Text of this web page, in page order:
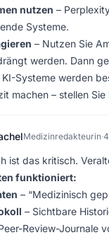
nutzen –
Systeme.
– Nutzen Sie
werden. Dann
KI-Systeme werden
machen – stellen
Medizinredakteurin·
ist das kritisch.
funktioniert:
– “Medizinisch
– Sichtbare
Review-Journale